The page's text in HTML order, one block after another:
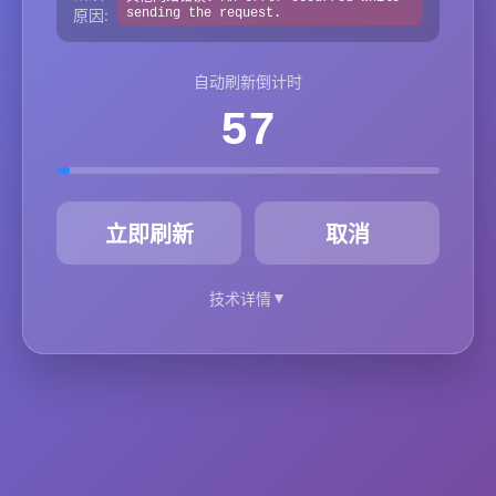
原因:
sending the request.
自动刷新倒计时
57
立即刷新 取消
技术详情▼